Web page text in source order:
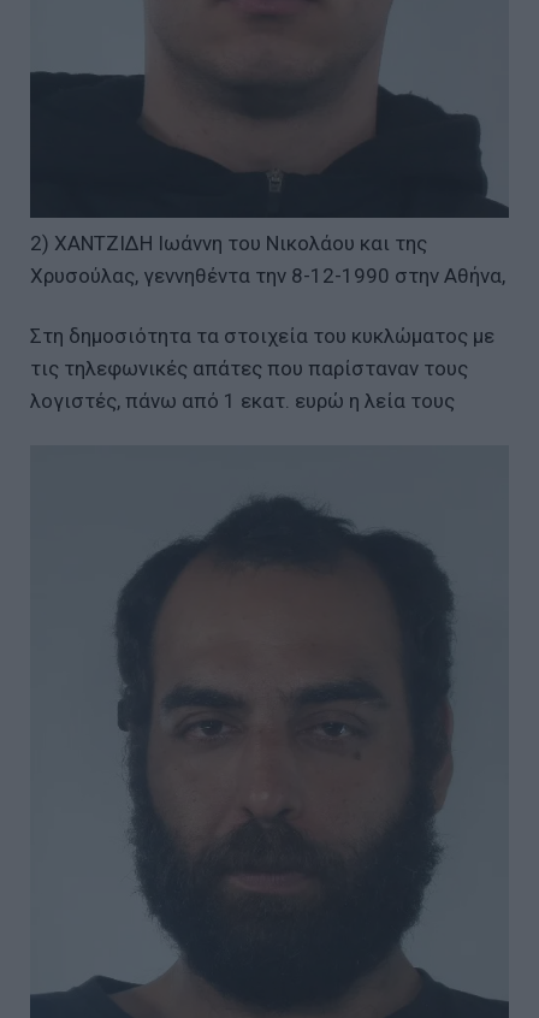
2) ΧΑΝΤΖΙΔΗ Ιωάννη του Νικολάου και της
Χρυσούλας, γεννηθέντα την 8-12-1990 στην Αθήνα,
Στη δημοσιότητα τα στοιχεία του κυκλώματος με
τις τηλεφωνικές απάτες που παρίσταναν τους
λογιστές, πάνω από 1 εκατ. ευρώ η λεία τους